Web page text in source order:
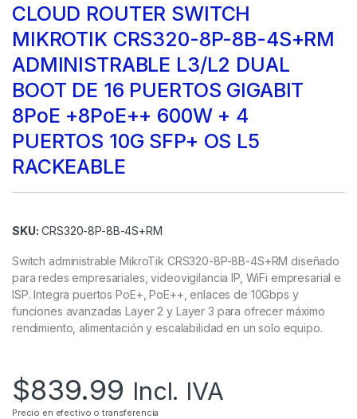
CLOUD ROUTER SWITCH
MIKROTIK CRS320-8P-8B-4S+RM
ADMINISTRABLE L3/L2 DUAL
BOOT DE 16 PUERTOS GIGABIT
8PoE +8PoE++ 600W + 4
PUERTOS 10G SFP+ OS L5
RACKEABLE
SKU: CRS320-8P-8B-4S+RM
Switch administrable MikroTik CRS320-8P-8B-4S+RM diseñado
para redes empresariales, videovigilancia IP, WiFi empresarial e
ISP. Integra puertos PoE+, PoE++, enlaces de 10Gbps y
funciones avanzadas Layer 2 y Layer 3 para ofrecer máximo
rendimiento, alimentación y escalabilidad en un solo equipo.
$839.99 Incl. IVA
Precio en efectivo o transferencia